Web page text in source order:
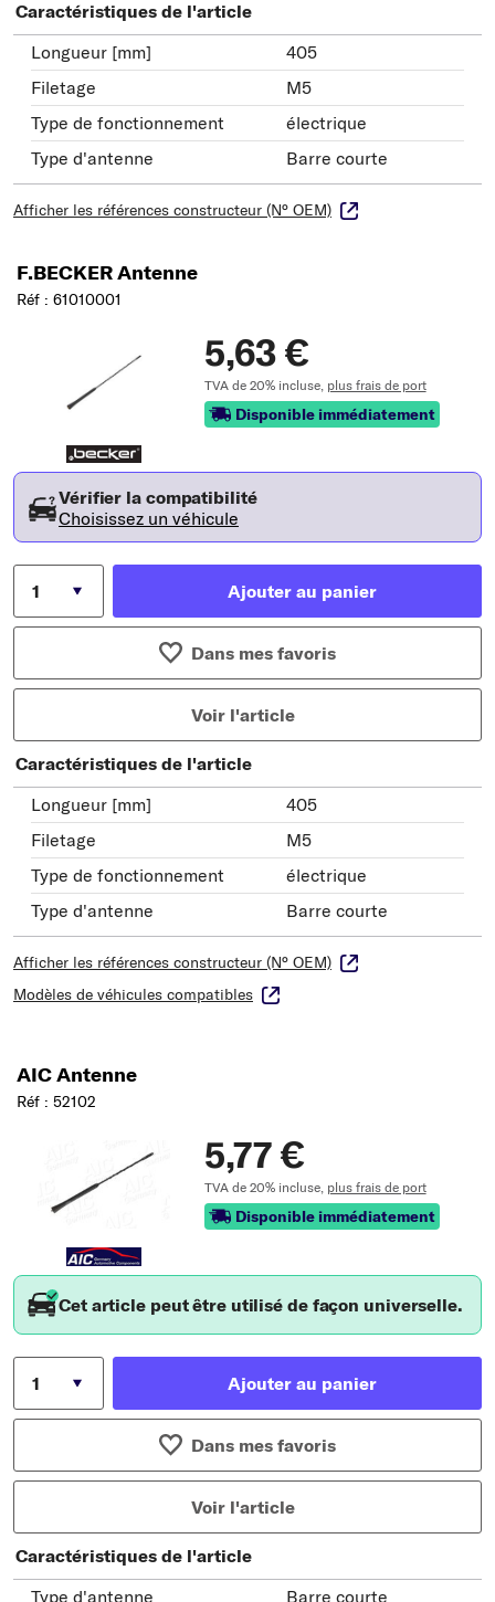
Caractéristiques de l'article
Longueur [mm]
405
Filetage
M5
Type de fonctionnement
électrique
Type d'antenne
Barre courte
Afficher les références constructeur (N° OEM)
F.BECKER Antenne
Réf : 61010001
5,63 €
TVA de 20% incluse, plus frais de port
Disponible immédiatement
Vérifier la compatibilité
Choisissez un véhicule
Ajouter au panier
Dans mes favoris
Voir l'article
Caractéristiques de l'article
Longueur [mm]
405
Filetage
M5
Type de fonctionnement
électrique
Type d'antenne
Barre courte
Afficher les références constructeur (N° OEM)
Modèles de véhicules compatibles
AIC Antenne
Réf : 52102
5,77 €
TVA de 20% incluse, plus frais de port
Disponible immédiatement
Cet article peut être utilisé de façon universelle.
Ajouter au panier
Dans mes favoris
Voir l'article
Caractéristiques de l'article
Type d'antenne
Barre courte